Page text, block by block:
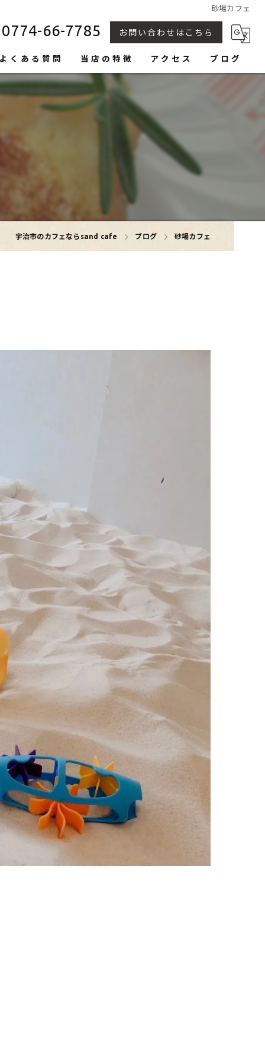
砂場カフェ
0774-66-7785 お問い合わせはこちら
よくある質問 当店の特徴
カヌレ
アクセス ブログ
宇治市のカフェならsand cafe ブログ 砂場カフェ